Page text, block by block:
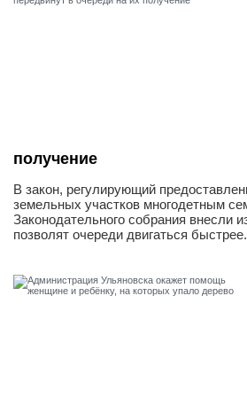
получение
В закон, регулирующий
земельных участков многодетным
Законодательного собрания внесли
позволят очереди двигаться быстрее.